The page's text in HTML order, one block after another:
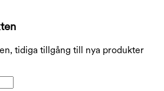
tidiga tillgång till nya produkter